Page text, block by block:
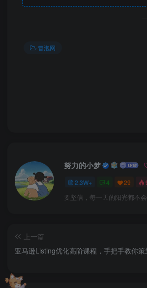
冒泡网
努力的小梦
2.3W+ 4 29
要坚信，每一天的阳光都不
上一篇
亚马逊Listing优化高阶课程，手把手教你